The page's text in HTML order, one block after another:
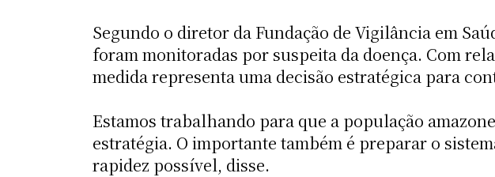
Segundo o diretor da Fundação de Vigilância em
foram monitoradas por suspeita da doença. Com
medida representa uma decisão estratégica para
Estamos trabalhando para que a população
estratégia. O importante também é preparar o
rapidez possível, disse.